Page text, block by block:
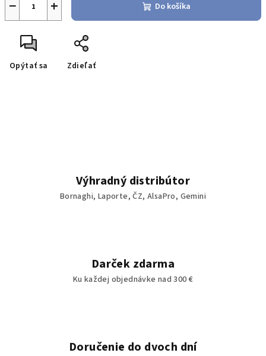
+
− Do košíka
Opýtať sa Zdieľať
Výhradný distribútor
Bornaghi, Laporte, ČZ, AlsaPro, Gemini
Darček zdarma
Ku každej objednávke nad 300 €
Doručenie do dvoch dní